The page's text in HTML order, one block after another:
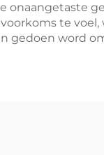
onaangetaste
te voel,
gedoen word